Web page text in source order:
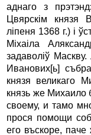
аднаго з
Цвярскім князя
ліпеня 1368 г.) i
Міхаіла
задаволіў
Иванових[ь]
князя великаго
князь же Михаило
своему, и тамо
прося помощи
его въскоре,